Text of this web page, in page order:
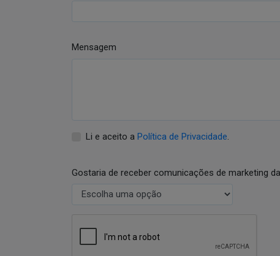
Mensagem
Li e aceito a Política de Privacidade.
Gostaria de receber comunicações de marketing